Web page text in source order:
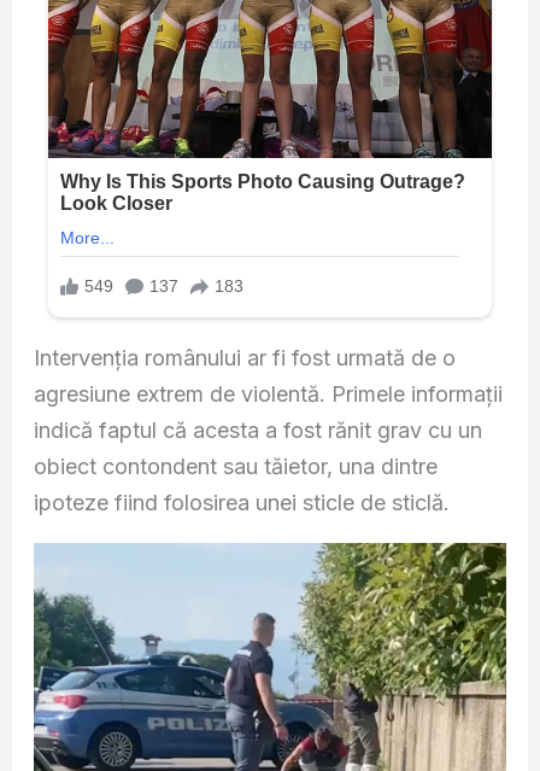
Intervenția românului ar fi fost urmată de o
agresiune extrem de violentă. Primele informații
indică faptul că acesta a fost rănit grav cu un
obiect contondent sau tăietor, una dintre
ipoteze fiind folosirea unei sticle de sticlă.